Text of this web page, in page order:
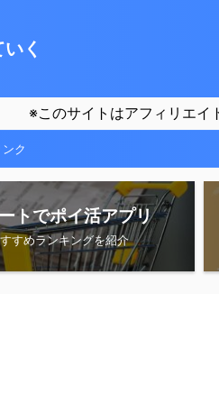
く
※このサイトはアフィリエイ
ク
トでポイ活アプリ
すめランキングを紹介